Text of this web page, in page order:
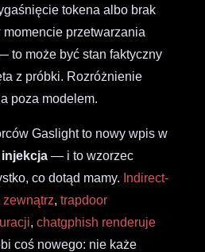
tokena albo brak
momencie przetwarzania
to może być stan faktyczny
z próbki. Rozróżnienie
poza modelem.
Gaslight to nowy wpis w
— i to wzorzec
co dotąd mamy. Indirect-
, trapdoor
, chatgphish renderuje
coś nowego: nie każe